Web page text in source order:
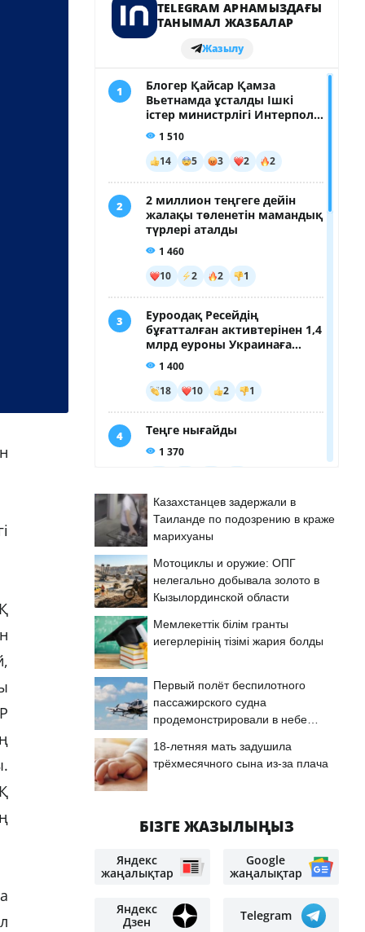
Казахстанцев задержали в
Таиланде по подозрению в краже
марихуаны
Мотоциклы и оружие: ОПГ
нелегально добывала золото в
Кызылординской области
Мемлекеттік білім гранты
иегерлерінің тізімі жария болды
Первый полёт беспилотного
пассажирского судна
продемонстрировали в небе
18-летняя мать задушила
трёхмесячного сына из-за плача
БІЗГЕ ЖАЗЫЛЫҢЫЗ
Яндекс
жаңалықтар
Google
жаңалықтар
Яндекс
Дзен
Telegram